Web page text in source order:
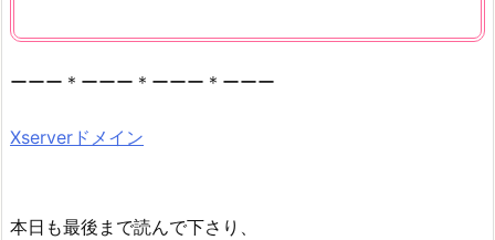
ーーー＊ーーー＊ーーー＊ーーー
Xserverドメイン
本日も最後まで読んで下さり、